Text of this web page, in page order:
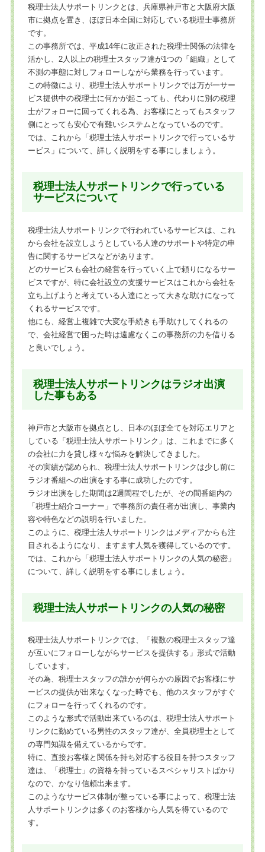
税理士法人サポートリンクとは、兵庫県神戸市と大阪府大阪
市に拠点を置き、ほぼ日本全国に対応している税理士事務所
です。
この事務所では、平成14年に改正された税理士関係の法律を
活かし、2人以上の税理士スタッフ達が1つの「組織」として
不測の事態に対しフォローしながら業務を行っています。
この特徴により、税理士法人サポートリンクでは万が一サー
ビス提供中の税理士に何かが起こっても、代わりに別の税理
士がフォローに回ってくれる為、お客様にとってもスタッフ
側にとっても安心で有難いシステムとなっているのです。
では、これから「税理士法人サポートリンクで行っているサ
ービス」について、詳しく説明をする事にしましょう。
税理士法人サポートリンクで行っている
サービスについて
税理士法人サポートリンクで行われているサービスは、これ
から会社を設立しようとしている人達のサポートや特定の申
告に関するサービスなどがあります。
どのサービスも会社の経営を行っていく上で頼りになるサー
ビスですが、特に会社設立の支援サービスはこれから会社を
立ち上げようと考えている人達にとって大きな助けになって
くれるサービスです。
他にも、経営上複雑で大変な手続きも手助けしてくれるの
で、会社経営で困った時は遠慮なくこの事務所の力を借りる
と良いでしょう。
税理士法人サポートリンクはラジオ出演
した事もある
神戸市と大阪市を拠点とし、日本のほぼ全てを対応エリアと
している「税理士法人サポートリンク」は、これまでに多く
の会社に力を貸し様々な悩みを解決してきました。
その実績が認められ、税理士法人サポートリンクは少し前に
ラジオ番組への出演をする事に成功したのです。
ラジオ出演をした期間は2週間程でしたが、その間番組内の
「税理士紹介コーナー」で事務所の責任者が出演し、事業内
容や特色などの説明を行いました。
このように、税理士法人サポートリンクはメディアからも注
目されるようになり、ますます人気を獲得しているのです。
では、これから「税理士法人サポートリンクの人気の秘密」
について、詳しく説明をする事にしましょう。
税理士法人サポートリンクの人気の秘密
税理士法人サポートリンクでは、「複数の税理士スタッフ達
が互いにフォローしながらサービスを提供する」形式で活動
しています。
その為、税理士スタッフの誰かが何らかの原因でお客様にサ
ービスの提供が出来なくなった時でも、他のスタッフがすぐ
にフォローを行ってくれるのです。
このような形式で活動出来ているのは、税理士法人サポート
リンクに勤めている男性のスタッフ達が、全員税理士として
の専門知識を備えているからです。
特に、直接お客様と関係を持ち対応する役目を持つスタッフ
達は、「税理士」の資格を持っているスペシャリストばかり
なので、かなり信頼出来ます。
このようなサービス体制が整っている事によって、税理士法
人サポートリンクは多くのお客様から人気を得ているので
す。